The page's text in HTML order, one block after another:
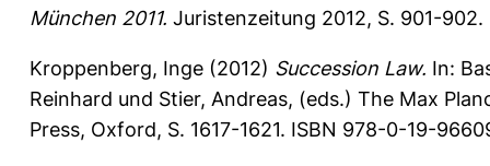
München 2011. Juristenzeitung 2012, S. 901-902.
Kroppenberg, Inge (2012) Succession Law. In:
Reinhard und Stier, Andreas, (eds.) The Max
Press, Oxford, S. 1617-1621. ISBN 978-0-19-